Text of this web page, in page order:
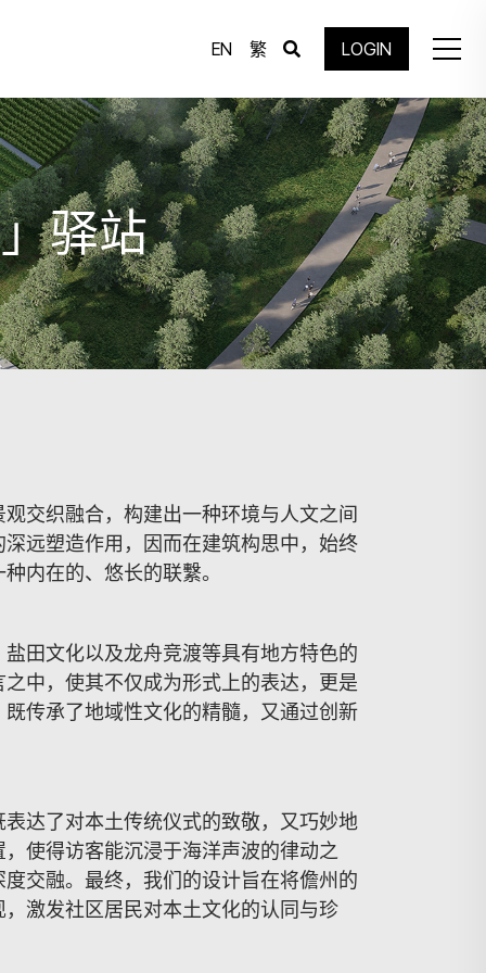
EN 繁 LOGIN
驿站
交织融合，构建出一种环境与人文之间
远塑造作用，因而在建筑构思中，始终
内在的、悠长的联繫。
田文化以及龙舟竞渡等具有地方特色的
中，使其不仅成为形式上的表达，更是
传承了地域性文化的精髓，又通过创新
达了对本土传统仪式的致敬，又巧妙地
使得访客能沉浸于海洋声波的律动之
交融。最终，我们的设计旨在将儋州的
激发社区居民对本土文化的认同与珍